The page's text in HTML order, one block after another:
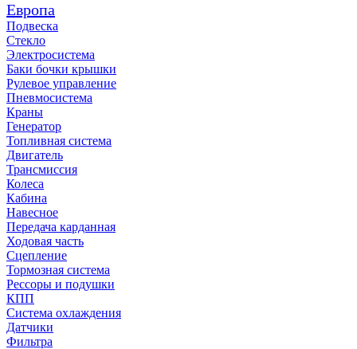
Европа
Подвеска
Стекло
Электросистема
Баки бочки крышки
Рулевое управление
Пневмосистема
Краны
Генератор
Топливная система
Двигатель
Трансмиссия
Колеса
Кабина
Навесное
Передача карданная
Ходовая часть
Сцепление
Тормозная система
Рессоры и подушки
КПП
Система охлаждения
Датчики
Фильтра